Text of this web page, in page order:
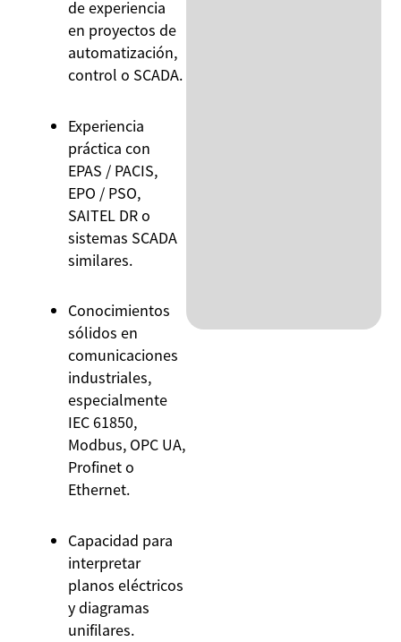
de experiencia
en proyectos de
automatización,
control o SCADA.
Experiencia
práctica con
EPAS / PACIS,
EPO / PSO,
SAITEL DR o
sistemas SCADA
similares.
Conocimientos
sólidos en
comunicaciones
industriales,
especialmente
IEC 61850,
Modbus, OPC UA,
Profinet o
Ethernet.
Capacidad para
interpretar
planos eléctricos
y diagramas
unifilares.